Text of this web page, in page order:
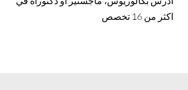
اكثر من 16 تخصص